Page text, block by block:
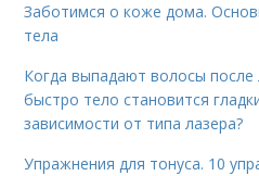
Заботимся о коже дома.
тела
Когда выпадают волосы после
быстро тело становится
зависимости от типа лазера?
Упражнения для тонуса. 10